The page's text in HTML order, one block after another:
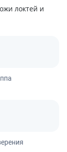
локтей и